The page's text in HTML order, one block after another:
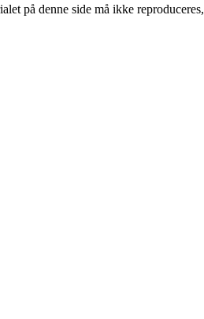
på denne side må ikke reproduceres,